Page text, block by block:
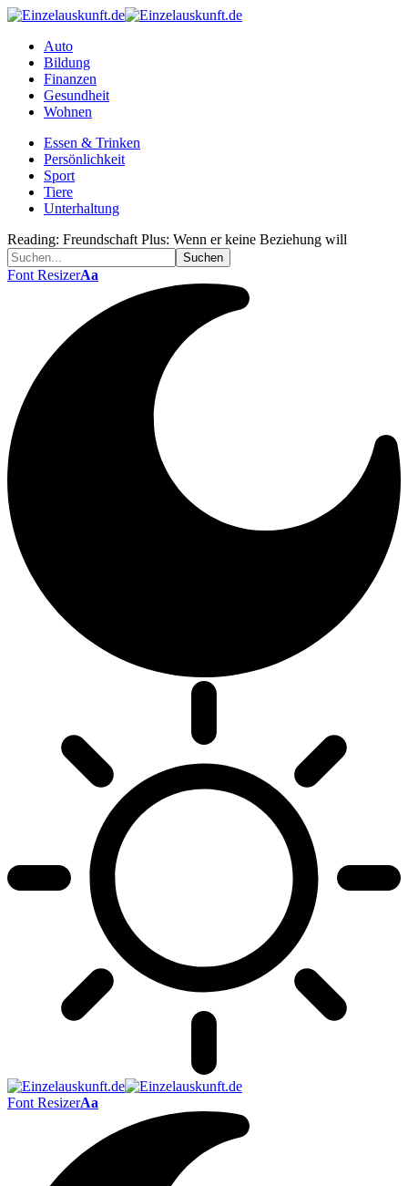
Auto
Bildung
Finanzen
Gesundheit
Wohnen
Essen & Trinken
Persönlichkeit
Sport
Tiere
Unterhaltung
Reading: Freundschaft Plus: Wenn er keine Beziehung will
Font ResizerAa
Font ResizerAa